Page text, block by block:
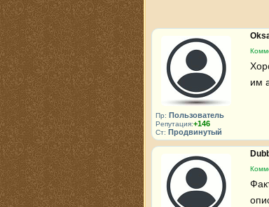
Пр: Пользователь
Репутация:+146
Ст: Продвинутый
им